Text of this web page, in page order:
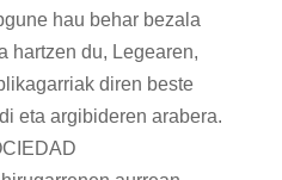
hau behar bezala
hartzen du, Legearen,
diren beste
eta argibideren arabera.